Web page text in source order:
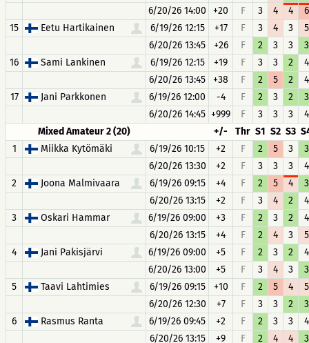
6/20/26 14:00
+20 F 3 4 4
6
15
Eetu Hartikainen 6/19/26 12:15 +17 F 3 4 3
5
6/20/26 13:45
+26 F 2 3 3
3
16
Sami Lankinen 6/19/26 12:15 +19 F 3 3 2
4
6/20/26 13:45
+38 F 2 5 2
4
17
Jani Parkkonen 6/19/26 12:00 -4 F 2 3 2
3
6/20/26 14:45 +999 F 3 3 3
4
Mixed Amateur 2 (20)
+/- Thr S1 S2 S3
1
Miikka Kytömäki 6/19/26 10:15 +2 F 2 5 3
3
6/20/26 13:30
+2 F 3 3 3
4
2
Joona Malmivaara 6/19/26 09:15 +4 F 2 5 4
3
6/20/26 13:15
+2 F 3 4 2
4
3
Oskari Hammar 6/19/26 09:00 +3 F 2 3 2
4
6/20/26 13:15
+4 F 2 4 3
5
4
Jani Pakisjärvi 6/19/26 09:00 +5 F 2 3 2
4
6/20/26 13:00
+5 F 3 4 3
3
5
Taavi Lahtimies 6/19/26 09:15 +10 F 2 5 4
5
6/20/26 12:30
+7 F 3 3 2
3
6
Rasmus Ranta 6/19/26 09:45 +2 F 2 3 3
4
6/20/26 13:15
+9 F 2 4 4 3